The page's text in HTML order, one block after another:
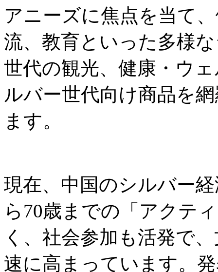
アニーズに焦点を当て
流、教育といった多様
世代の観光、健康・ウ
ルバー世代向け商品を
ます。
現在、中国のシルバー
ら70歳までの「アクテ
く、社会参加も活発で
速に高まっています。